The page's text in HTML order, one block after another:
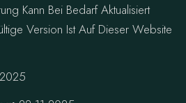
Kann Bei Bedarf Aktualisiert
Version Ist Auf Dieser Website